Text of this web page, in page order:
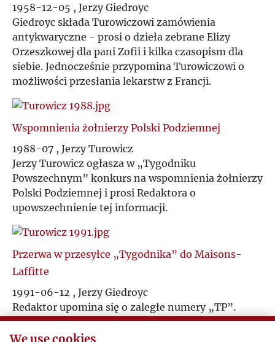
1958-12-05 , Jerzy Giedroyc
Giedroyc składa Turowiczowi zamówienia
antykwaryczne - prosi o dzieła zebrane Elizy
Orzeszkowej dla pani Zofii i kilka czasopism dla
siebie. Jednocześnie przypomina Turowiczowi o
możliwości przesłania lekarstw z Francji.
Wspomnienia żołnierzy Polski Podziemnej
1988-07 , Jerzy Turowicz
Jerzy Turowicz ogłasza w „Tygodniku
Powszechnym” konkurs na wspomnienia żołnierzy
Polski Podziemnej i prosi Redaktora o
upowszechnienie tej informacji.
Przerwa w przesyłce „Tygodnika” do Maisons-
Laffitte
1991-06-12 , Jerzy Giedroyc
Redaktor upomina się o zaległe numery „TP”.
We use cookies